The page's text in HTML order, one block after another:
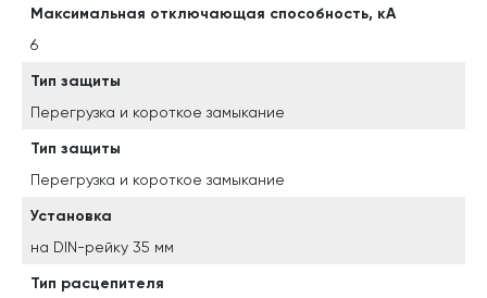
Максимальная отключающая способность, кА
6
Тип защиты
Перегрузка и короткое замыкание
Тип защиты
Перегрузка и короткое замыкание
Установка
на DIN-рейку 35 мм
Тип расцепителя